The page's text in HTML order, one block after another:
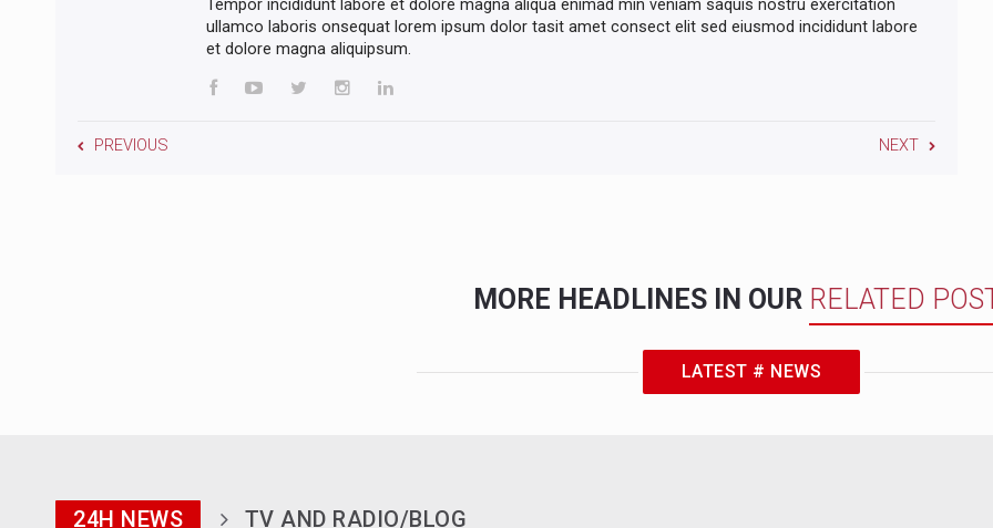
Tempor incididunt labore et dolore magna aliqua enimad min veniam saquis nostru exercitation
ullamco laboris onsequat lorem ipsum dolor tasit amet consect elit sed eiusmod incididunt labore
et dolore magna aliquipsum.
PREVIOUS NEXT
MORE HEADLINES IN OUR RELATED
LATEST # NEWS
24H NEWS TV AND RADIO/BLOG